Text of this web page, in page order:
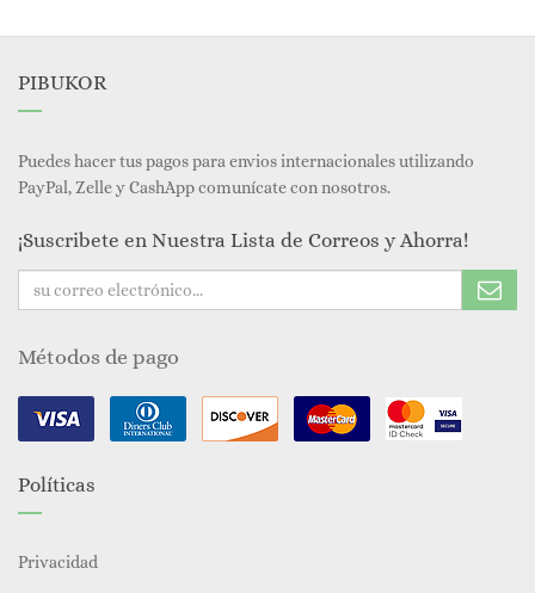
PIBUKOR
Puedes hacer tus pagos para envios internacionales utilizando
PayPal, Zelle y CashApp comunícate con nosotros.
¡Suscribete en Nuestra Lista de Correos y Ahorra!
Métodos de pago
Políticas
Privacidad